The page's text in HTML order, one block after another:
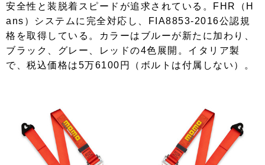
安全性と装脱着スピードが追求されている。FHR（H
ans）システムに完全対応し、FIA8853-2016公認規
格を取得している。カラーはブルーが新たに加わり、
ブラック、グレー、レッドの4色展開。イタリア製
で、税込価格は5万6100円（ボルトは付属しない）。